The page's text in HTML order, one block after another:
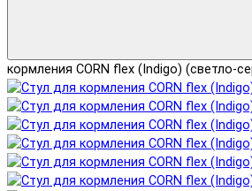
кормления CORN flex (Indigo) (светло-